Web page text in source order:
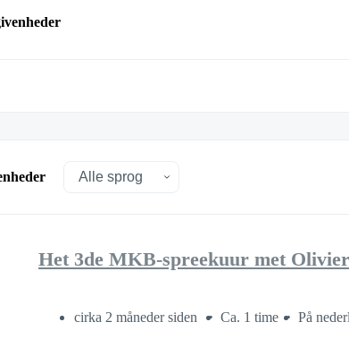
Het 3de MKB-spreekuur met
cirka 2 måneder siden Ca. 1 time På